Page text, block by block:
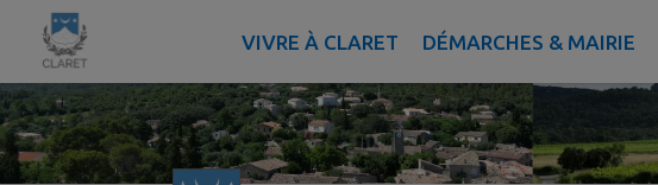
Contenu Recherche Pied de page
VIVRE À CLARET DÉMARCHES & MAIRIE